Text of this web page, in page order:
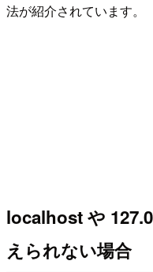
法が紹介されています。
localhost や
えられない場合